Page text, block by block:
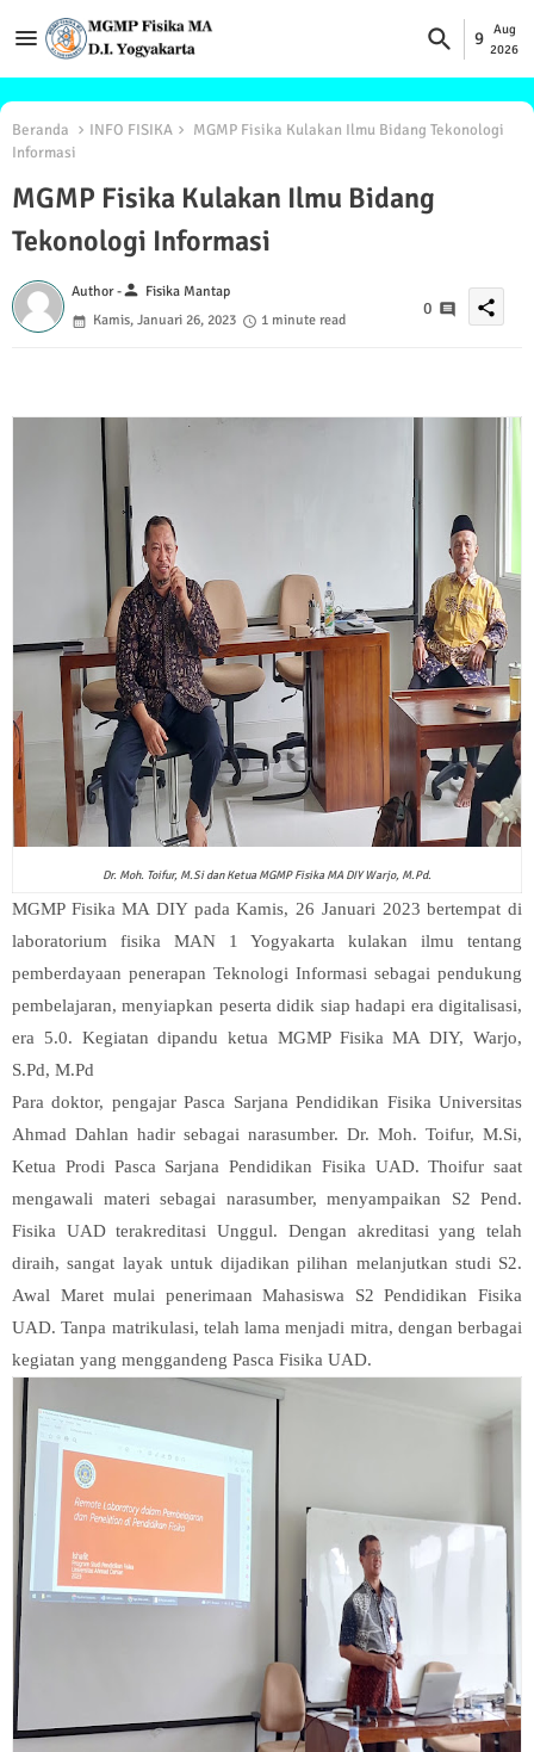
9
Aug
2026
Beranda INFO FISIKA
MGMP Fisika Kulakan Ilmu Bidang Tekonologi
Informasi
MGMP Fisika Kulakan Ilmu Bidang
Tekonologi Informasi
Author -person Fisika Mantap
Kamis, Januari 26, 2023
1 minute read
0 share
Dr. Moh. Toifur, M.Si dan Ketua MGMP Fisika MA DIY Warjo, M.Pd.
MGMP Fisika MA DIY pada Kamis, 26 Januari 2023 bertempat di
laboratorium fisika MAN 1 Yogyakarta kulakan ilmu tentang
pemberdayaan penerapan Teknologi Informasi sebagai pendukung
pembelajaran, menyiapkan peserta didik siap hadapi era digitalisasi,
era 5.0. Kegiatan dipandu ketua MGMP Fisika MA DIY, Warjo,
S.Pd, M.Pd
Para doktor, pengajar Pasca Sarjana Pendidikan Fisika Universitas
Ahmad Dahlan hadir sebagai narasumber. Dr. Moh. Toifur, M.Si,
Ketua Prodi Pasca Sarjana Pendidikan Fisika UAD. Thoifur saat
mengawali materi sebagai narasumber, menyampaikan S2 Pend.
Fisika UAD terakreditasi Unggul. Dengan akreditasi yang telah
diraih, sangat layak untuk dijadikan pilihan melanjutkan studi S2.
Awal Maret mulai penerimaan Mahasiswa S2 Pendidikan Fisika
UAD. Tanpa matrikulasi, telah lama menjadi mitra, dengan berbagai
kegiatan yang menggandeng Pasca Fisika UAD.